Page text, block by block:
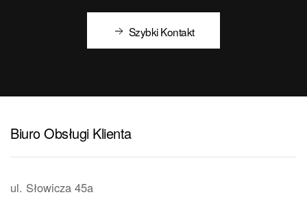
Szybki Kontakt
Biuro Obsługi Klienta
ul. Słowicza 45a